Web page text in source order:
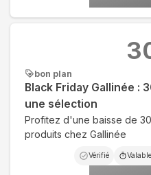
bon plan
Black Friday Gallinée :
une sélection
Profitez d'une baisse de
produits chez Gallinée
Vérifié